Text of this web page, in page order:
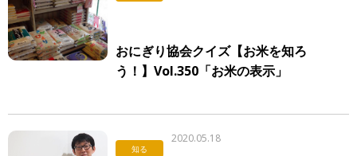
おにぎり協会クイズ【お米を知ろ
う！】Vol.350「お米の表示」
知る
2020.05.18